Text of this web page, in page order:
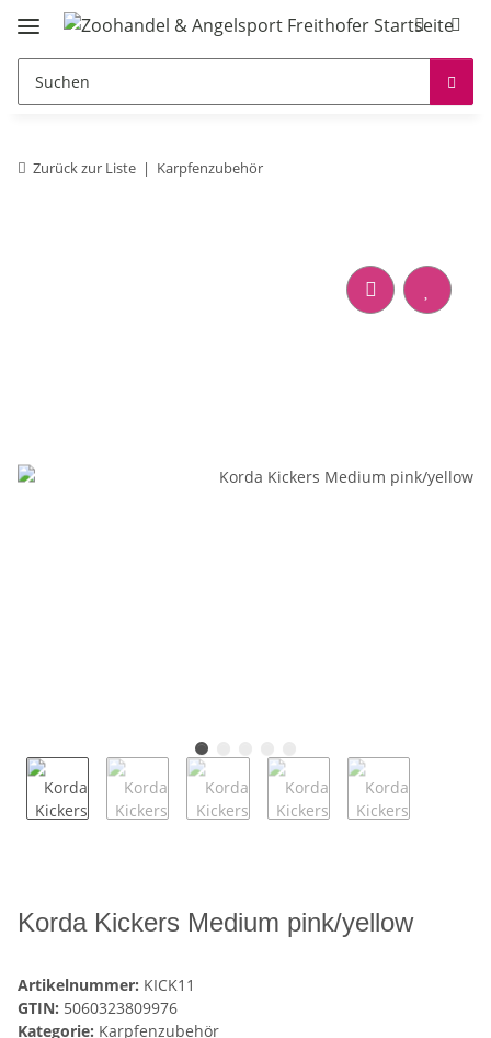
Zurück zur Liste Karpfenzubehör
Korda Kickers Medium pink/yellow
Artikelnummer: KICK11
GTIN: 5060323809976
Kategorie: Karpfenzubehör